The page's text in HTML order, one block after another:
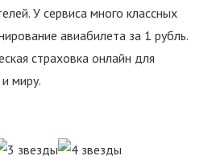
У сервиса много классных
авиабилета за 1 рубль.
страховка онлайн для
миру.